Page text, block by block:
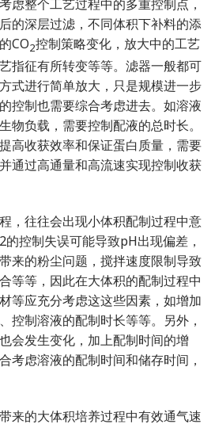
虑整个工艺过程中的多重控制点，
的深层过滤，不同体积下补料的添
CO2控制策略变化，放大中的工艺
指征有所转变等等。滤器一般都可
式进行简单放大，只是规模进一步
控制也需要综合考虑进去。如溶液
物负载，需要控制配液的总时长。
高收获效率和保证蛋白质量，需要
通过高通量和高流速实现控制收获
，往往会出现小体积配制过程中意
控制失误可能导致pH出现偏差，
来的粉尘问题，搅拌速度限制导致
等等，因此在大体积的配制过程中
等应充分考虑这这些因素，如增加
控制溶液的配制时长等等。另外，
会发生变化，加上配制时间的增
考虑溶液的配制时间和储存时间，
来的大体积培养过程中有效通气速